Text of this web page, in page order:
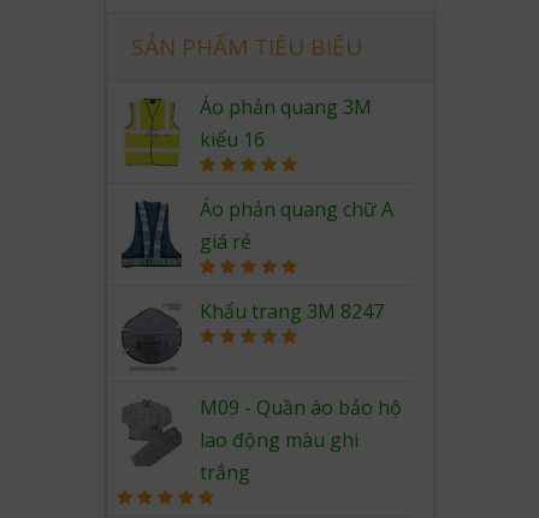
SẢN PHẨM TIÊU BIỂU
Áo phản quang 3M
kiểu 16
out of 5
Áo phản quang chữ A
giá rẻ
out of 5
Khẩu trang 3M 8247
M09 - Quần áo bảo hộ
lao động màu ghi
trắng